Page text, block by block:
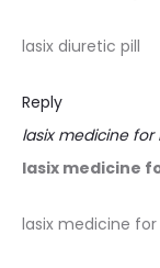
lasix diuretic pill
Reply
lasix medicine for
lasix medicine
lasix medicine